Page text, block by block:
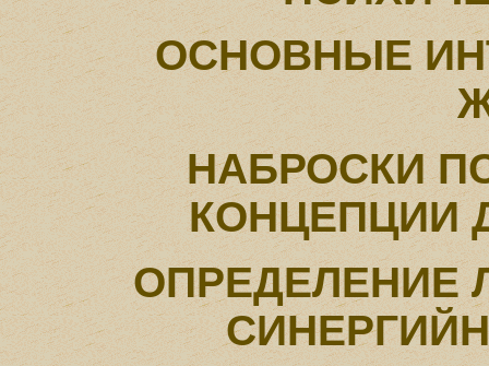
ОСНОВНЫЕ
НАБРОСКИ
КОНЦЕПЦИИ
ОПРЕДЕЛЕНИЕ